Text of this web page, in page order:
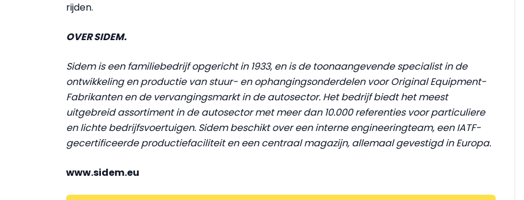
rijden.
OVER SIDEM.
Sidem is een familiebedrijf opgericht in 1933, en is de toonaangevende specialist in de
ontwikkeling en productie van stuur- en ophangingsonderdelen voor Original Equipment-
Fabrikanten en de vervangingsmarkt in de autosector. Het bedrijf biedt het meest
uitgebreid assortiment in de autosector met meer dan 10.000 referenties voor particuliere
en lichte bedrijfsvoertuigen. Sidem beschikt over een interne engineeringteam, een IATF-
gecertificeerde productiefaciliteit en een centraal magazijn, allemaal gevestigd in Europa.
www.sidem.eu